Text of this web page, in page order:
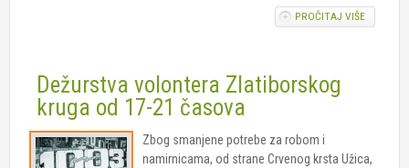
PROČITAJ VIŠEO
Dežurstva volontera Zlatiborskog
kruga od 17-21 časova
Zbog smanjene potrebe za robom i
namirnicama, od strane Crvenog krsta Užica,